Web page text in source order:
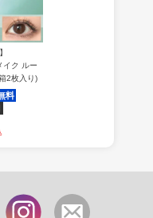
イク ルー
2枚入り)
料